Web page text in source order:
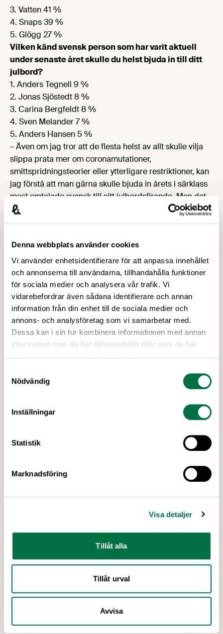
Denna webbplats använder cookies
Vi använder enhetsidentifierare för att anpassa innehållet
och annonserna till användarna, tillhandahålla funktioner
för sociala medier och analysera vår trafik. Vi
vidarebefordrar även sådana identifierare och annan
information från din enhet till de sociala medier och
annons- och analysföretag som vi samarbetar med.
Dessa kan i sin tur kombinera informationen med annan
information som du har tillhandahållit eller som de har
Nödvändig
Inställningar
Statistik
Marknadsföring
Visa detaljer
Tillåt alla
Tillåt urval
Avvisa
3. Vatten 41 %
4. Snaps 39 %
5. Glögg 27 %
Vilken känd svensk person som har varit aktuell
under senaste året skulle du helst bjuda in till ditt
julbord?
1. Anders Tegnell 9 %
2. Jonas Sjöstedt 8 %
3. Carina Bergfeldt 8 %
4. Sven Melander 7 %
5. Anders Hansen 5 %
– Även om jag tror att de flesta helst av allt skulle vilja
slippa prata mer om coronamutationer,
smittspridningsteorier eller ytterligare restriktioner, kan
jag förstå att man gärna skulle bjuda in årets i särklass
mest omtalade svensk till sitt julbordsfirande. Men det
vanligaste svaret på frågan är faktiskt ”Ingen”, något jag
tror att Anders Tegnell uppskattar och som inte är så
fira med nära och kära, särskilt i år, säger Jimmy
Sandell.
Jimmy Sandell
Kommunikations- och näringspolitisk
chef
Skicka e-post till Jimmy
08-762 65 02, 073-355 06 07
Upptäck mer
Handeln pressar svenska
livsmedelsproducenter inför
matmomssänkningen –
Livsmedelsföretagen
De svenska livsmedelsproducenternas kostnader
fortsätter öka, men inför matmomssänkningen i